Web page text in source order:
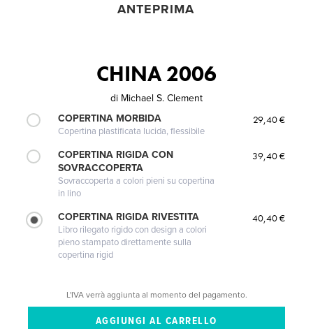
ANTEPRIMA
CHINA 2006
di Michael S. Clement
COPERTINA MORBIDA
Copertina plastificata lucida, flessibile
29,40 €
COPERTINA RIGIDA CON
SOVRACCOPERTA
Sovraccoperta a colori pieni su copertina
in lino
39,40 €
COPERTINA RIGIDA RIVESTITA
Libro rilegato rigido con design a colori
pieno stampato direttamente sulla
copertina rigid
40,40 €
L'IVA verrà aggiunta al momento del pagamento.